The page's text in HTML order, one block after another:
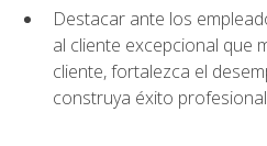
Destacar ante los
al cliente excepcional que
cliente, fortalezca el
construya éxito